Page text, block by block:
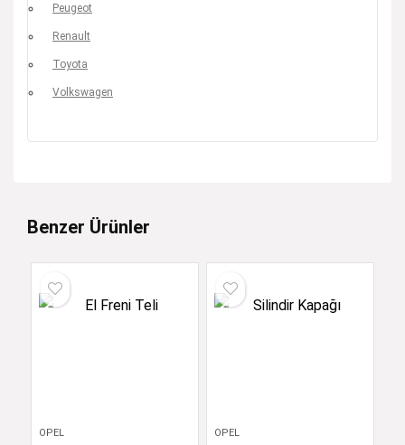
Peugeot
Renault
Toyota
Volkswagen
Benzer Ürünler
OPEL OPEL